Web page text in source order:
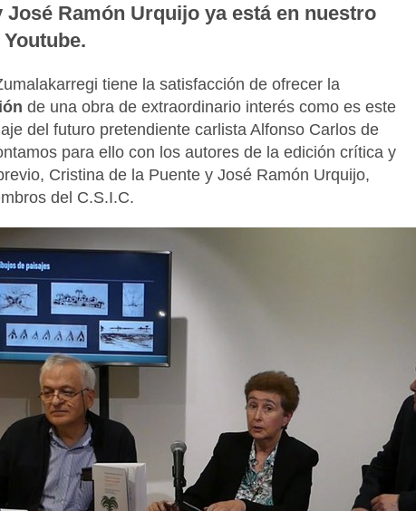
José Ramón Urquijo ya está en nuestro
tiene la satisfacción de ofrecer la
de una obra de extraordinario interés como es este
del futuro pretendiente carlista Alfonso Carlos de
para ello con los autores de la edición crítica y
Cristina de la Puente y José Ramón Urquijo,
del C.S.I.C.